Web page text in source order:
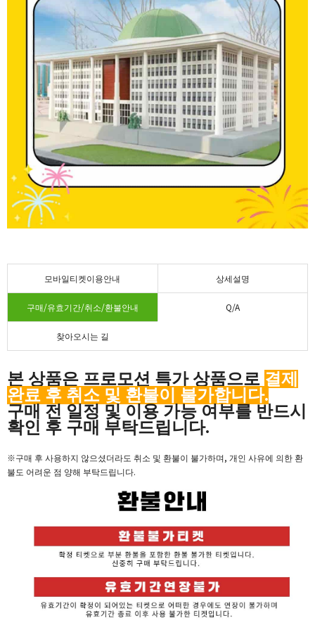
모바일티켓이용안내 상세설명
구매/유효기간/취소/환불안내 Q/A
찾아오시는 길
본 상품은 프로모션 특가 상품으로 결제
완료 후 취소 및 환불이 불가합니다.
구매 전 일정 및 이용 가능 여부를 반드시
확인 후 구매 부탁드립니다.​
※구매 후 사용하지 않으셨더라도 취소 및 환불이 불가하며, 개인 사유에 의한 환
불도 어려운 점 양해 부탁드립니다.